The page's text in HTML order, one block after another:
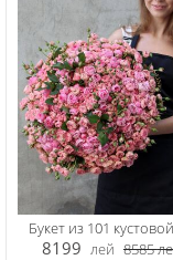
Букет из 101
8199 лей 8585